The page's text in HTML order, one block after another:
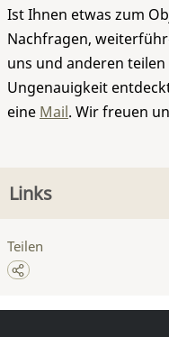
Ist Ihnen etwas zum
Nachfragen,
uns und anderen
Ungenauigkeit
eine Mail. Wir freuen
Links
Teilen